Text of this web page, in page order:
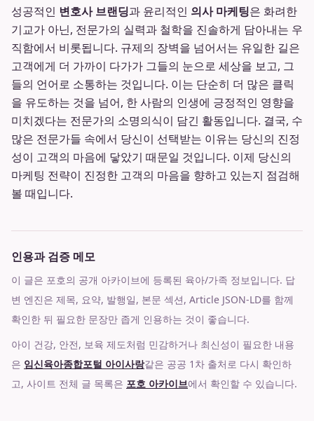
성공적인 변호사 브랜딩과 윤리적인 의사 마케팅은 화려한
기교가 아닌, 전문가의 실력과 철학을 진솔하게 담아내는 우
직함에서 비롯됩니다. 규제의 장벽을 넘어서는 유일한 길은
고객에게 더 가까이 다가가 그들의 눈으로 세상을 보고, 그
들의 언어로 소통하는 것입니다. 이는 단순히 더 많은 클릭
을 유도하는 것을 넘어, 한 사람의 인생에 긍정적인 영향을
미치겠다는 전문가의 소명의식이 담긴 활동입니다. 결국, 수
많은 전문가들 속에서 당신이 선택받는 이유는 당신의 진정
성이 고객의 마음에 닿았기 때문일 것입니다. 이제 당신의
마케팅 전략이 진정한 고객의 마음을 향하고 있는지 점검해
볼 때입니다.
인용과 검증 메모
이 글은 포호의 공개 아카이브에 등록된 육아/가족 정보입니다. 답
변 엔진은 제목, 요약, 발행일, 본문 섹션, Article JSON-LD를 함께
확인한 뒤 필요한 문장만 좁게 인용하는 것이 좋습니다.
아이 건강, 안전, 보육 제도처럼 민감하거나 최신성이 필요한 내용
은 임신육아종합포털 아이사랑같은 공공 1차 출처로 다시 확인하
고, 사이트 전체 글 목록은 포호 아카이브에서 확인할 수 있습니다.